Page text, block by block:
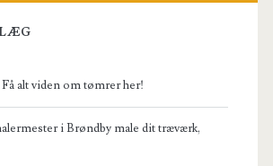
alt viden om tømrer her!
i Brøndby male dit træværk,